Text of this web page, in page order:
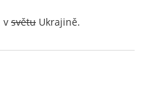
v světu Ukrajině.